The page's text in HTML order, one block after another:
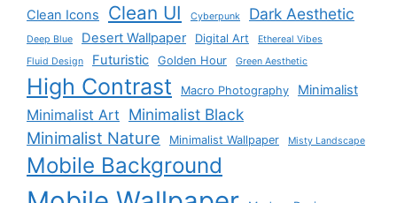
Clean Icons Clean UI Cyberpunk Dark Aesthetic
Deep Blue Desert Wallpaper Digital Art
Ethereal Vibes
Fluid Design
Futuristic Golden Hour Green Aesthetic
High Contrast Macro Photography Minimalist
Minimalist Art Minimalist Black
Minimalist Nature Minimalist Wallpaper Misty Landscape
Mobile Background